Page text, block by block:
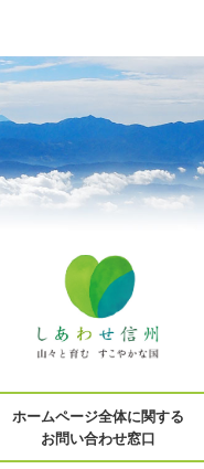
ホームページ全体に関する
お問い合わせ窓口